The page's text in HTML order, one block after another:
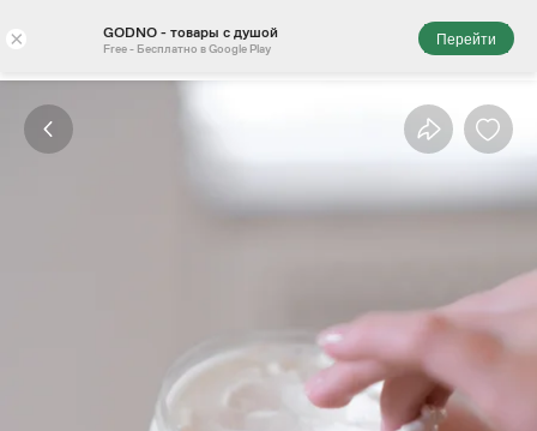
× GODNO - товары с душой
Free - Бесплатно в Google Play
Перейти